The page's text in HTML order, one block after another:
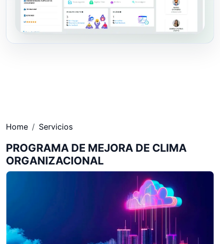
Home Servicios
PROGRAMA DE MEJORA DE CLIMA
ORGANIZACIONAL